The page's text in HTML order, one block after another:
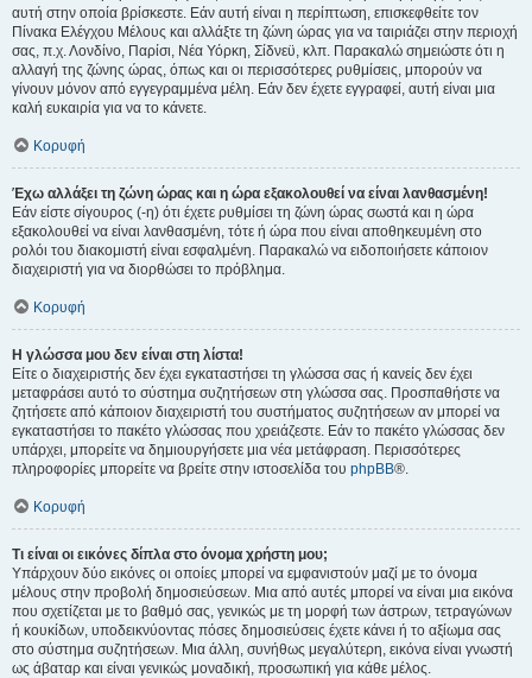
αυτή στην οποία βρίσκεστε. Εάν αυτή είναι η περίπτωση, επισκεφθείτε τον
Πίνακα Ελέγχου Μέλους και αλλάξτε τη ζώνη ώρας για να ταιριάζει στην περιοχή
σας, π.χ. Λονδίνο, Παρίσι, Νέα Υόρκη, Σίδνεϋ, κλπ. Παρακαλώ σημειώστε ότι η
αλλαγή της ζώνης ώρας, όπως και οι περισσότερες ρυθμίσεις, μπορούν να
γίνουν μόνον από εγγεγραμμένα μέλη. Εάν δεν έχετε εγγραφεί, αυτή είναι μια
καλή ευκαιρία για να το κάνετε.
Κορυφή
Έχω αλλάξει τη ζώνη ώρας και η ώρα εξακολουθεί να είναι λανθασμένη!
Εάν είστε σίγουρος (-η) ότι έχετε ρυθμίσει τη ζώνη ώρας σωστά και η ώρα
εξακολουθεί να είναι λανθασμένη, τότε ή ώρα που είναι αποθηκευμένη στο
ρολόι του διακομιστή είναι εσφαλμένη. Παρακαλώ να ειδοποιήσετε κάποιον
διαχειριστή για να διορθώσει το πρόβλημα.
Κορυφή
Η γλώσσα μου δεν είναι στη λίστα!
Είτε ο διαχειριστής δεν έχει εγκαταστήσει τη γλώσσα σας ή κανείς δεν έχει
μεταφράσει αυτό το σύστημα συζητήσεων στη γλώσσα σας. Προσπαθήστε να
ζητήσετε από κάποιον διαχειριστή του συστήματος συζητήσεων αν μπορεί να
εγκαταστήσει το πακέτο γλώσσας που χρειάζεστε. Εάν το πακέτο γλώσσας δεν
υπάρχει, μπορείτε να δημιουργήσετε μια νέα μετάφραση. Περισσότερες
πληροφορίες μπορείτε να βρείτε στην ιστοσελίδα του phpBB®.
Κορυφή
Τι είναι οι εικόνες δίπλα στο όνομα χρήστη μου;
Υπάρχουν δύο εικόνες οι οποίες μπορεί να εμφανιστούν μαζί με το όνομα
μέλους στην προβολή δημοσιεύσεων. Μια από αυτές μπορεί να είναι μια εικόνα
που σχετίζεται με το βαθμό σας, γενικώς με τη μορφή των άστρων, τετραγώνων
ή κουκίδων, υποδεικνύοντας πόσες δημοσιεύσεις έχετε κάνει ή το αξίωμα σας
στο σύστημα συζητήσεων. Μια άλλη, συνήθως μεγαλύτερη, εικόνα είναι γνωστή
ως άβαταρ και είναι γενικώς μοναδική, προσωπική για κάθε μέλος.